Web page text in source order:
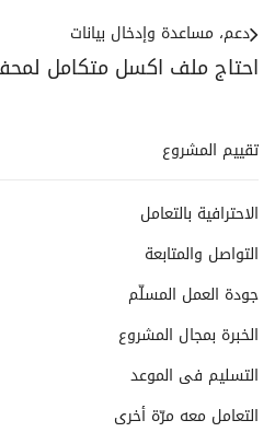
احتاج ملف اكسل متكامل
دعم، مساعدة وإدخال بيانات
تقييم المشروع
الاحترافية بالتعامل
التواصل والمتابعة
جودة العمل المسلّم
الخبرة بمجال المشروع
التسليم فى الموعد
التعامل معه مرّة أخرى